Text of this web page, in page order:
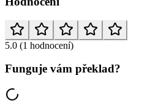
5.0 (1 hodnocení)
Funguje vám překlad?